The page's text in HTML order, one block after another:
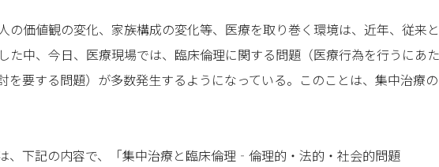
の価値観の変化、家族構成の変化等、医療を取り巻く環境は、近年、従来と
た中、今日、医療現場では、臨床倫理に関する問題（医療行為を行うにあた
を要する問題）が多数発生するようになっている。このことは、集中治療の
、下記の内容で、「集中治療と臨床倫理‐倫理的・法的・社会的問題